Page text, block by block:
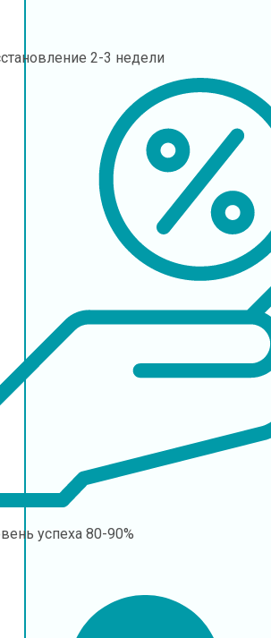
2-3 недели
успеха 80-90%